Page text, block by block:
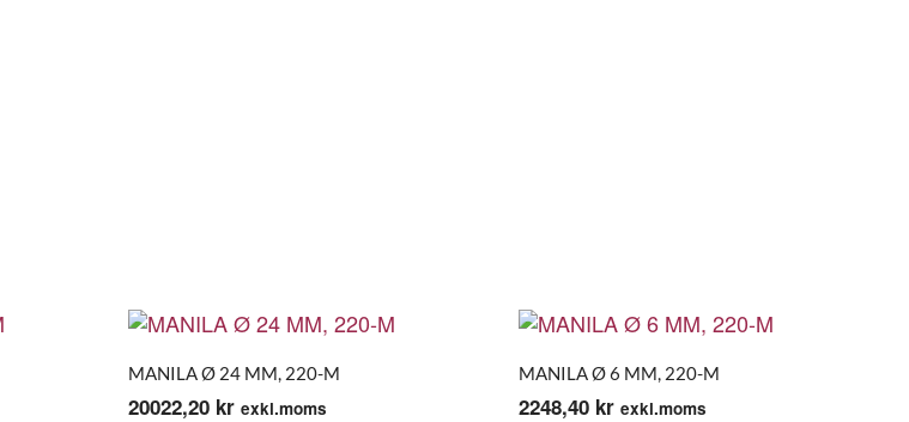
MANILA Ø 24 MM, 220-M
20022,20 kr exkl.moms
MANILA Ø 6 MM, 220-M
2248,40 kr exkl.moms